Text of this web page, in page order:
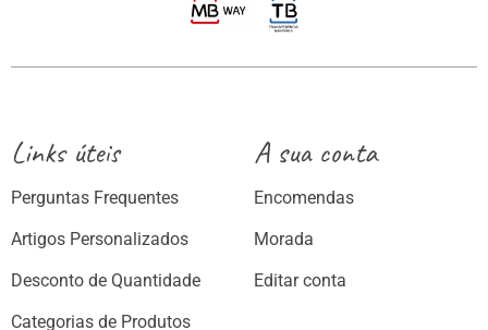
Links úteis
Perguntas Frequentes
Artigos Personalizados
Desconto de Quantidade
Categorias de Produtos
A sua conta
Encomendas
Morada
Editar conta